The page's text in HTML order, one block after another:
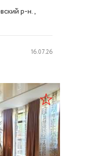
р-н.,
16.07.26